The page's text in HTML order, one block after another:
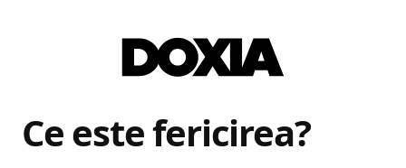
Ce este fericirea?